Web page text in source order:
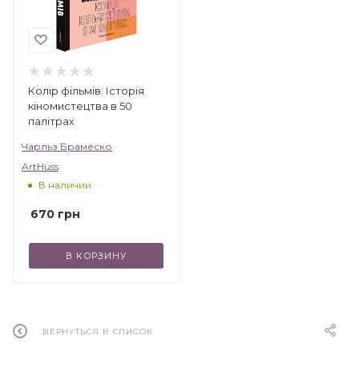
Колір фільмів: Історія
кіномистецтва в 50
палітрах
Чарльз Брамеско
ArtHuss
В наличии
670 грн
В КОРЗИНУ
ВЕРНУТЬСЯ В СПИСОК